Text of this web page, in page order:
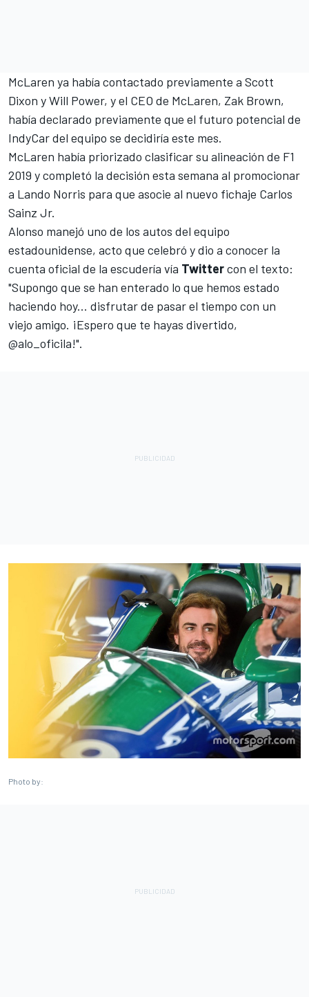
McLaren ya había contactado previamente a Scott
Dixon y Will Power, y el CEO de McLaren, Zak Brown,
había declarado previamente que el futuro potencial de
IndyCar del equipo se decidiría este mes.
McLaren había priorizado clasificar su alineación de F1
2019 y completó la decisión esta semana al promocionar
a Lando Norris para que asocie al nuevo fichaje Carlos
Sainz Jr.
Alonso manejó uno de los autos del equipo
estadounidense, acto que celebró y dio a conocer la
cuenta oficial de la escudería vía Twittercon el texto:
"Supongo que se han enterado lo que hemos estado
haciendo hoy... disfrutar de pasar el tiempo con un
viejo amigo. ¡Espero que te hayas divertido,
@alo_oficila!".
Photo by: